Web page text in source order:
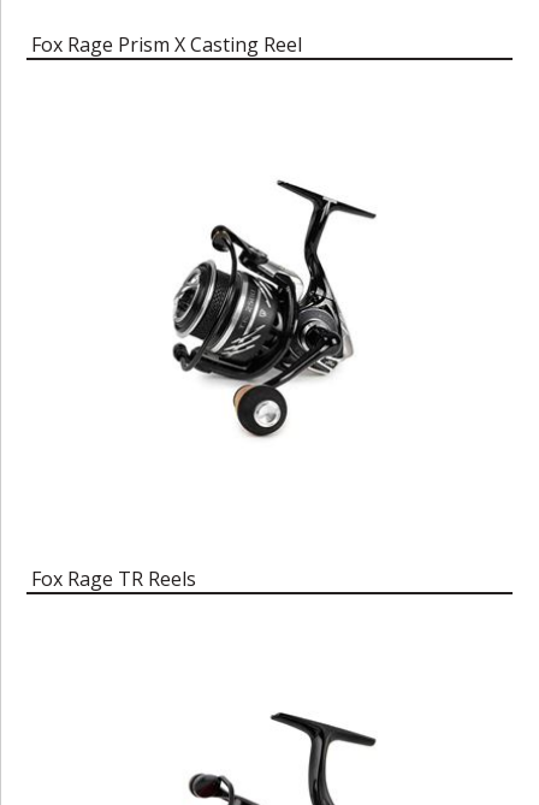
Fox Rage Prism X Casting Reel
Fox Rage TR Reels